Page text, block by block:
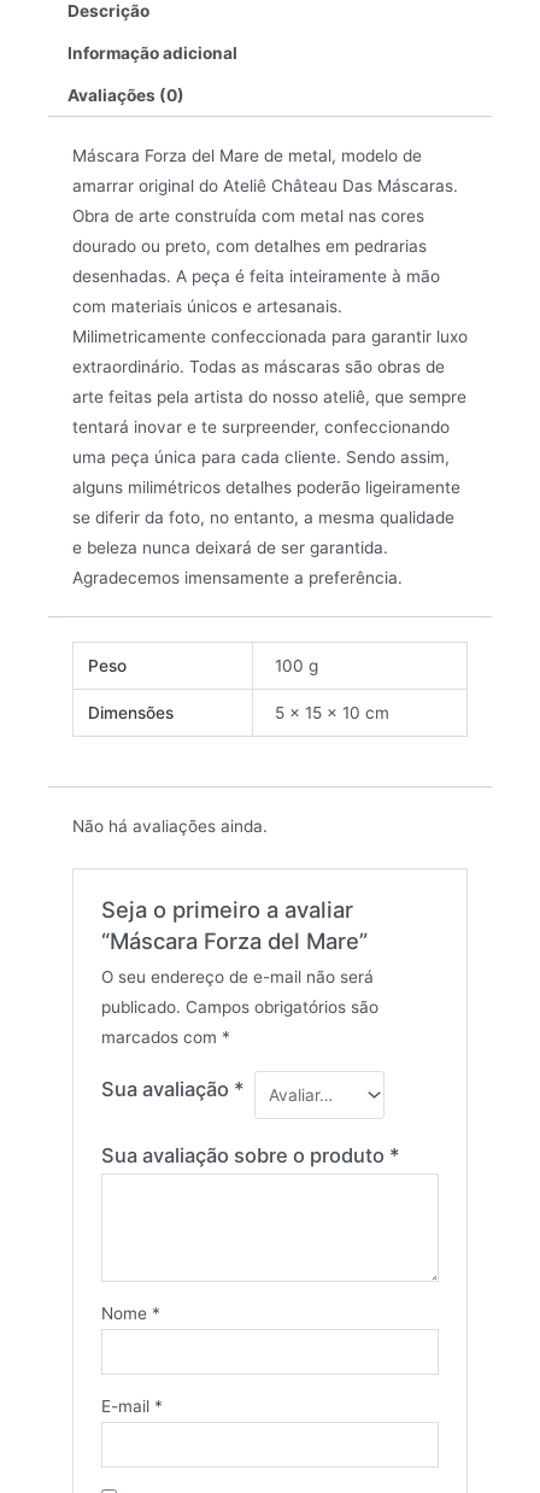
Descrição
Informação adicional
Avaliações (0)
Máscara Forza del Mare de metal, modelo de
amarrar original do Ateliê Château Das Máscaras.
Obra de arte construída com metal nas cores
dourado ou preto, com detalhes em pedrarias
desenhadas. A peça é feita inteiramente à mão
com materiais únicos e artesanais.
Milimetricamente confeccionada para garantir luxo
extraordinário. Todas as máscaras são obras de
arte feitas pela artista do nosso ateliê, que sempre
tentará inovar e te surpreender, confeccionando
uma peça única para cada cliente. Sendo assim,
alguns milimétricos detalhes poderão ligeiramente
se diferir da foto, no entanto, a mesma qualidade
e beleza nunca deixará de ser garantida.
Agradecemos imensamente a preferência.
Peso 100 g
Dimensões 5 × 15 × 10 cm
Não há avaliações ainda.
Seja o primeiro a avaliar
“Máscara Forza del Mare”
O seu endereço de e-mail não será
publicado. Campos obrigatórios são
marcados com *
Sua avaliação *
Sua avaliação sobre o produto *
Nome *
E-mail *